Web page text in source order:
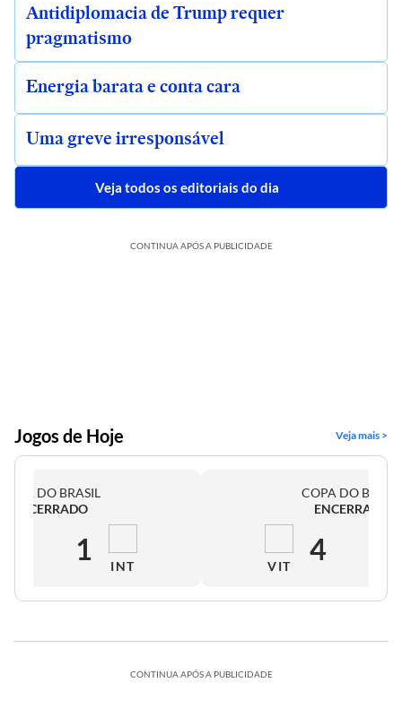
Antidiplomacia de Trump requer
pragmatismo
Energia barata e conta cara
Uma greve irresponsável
Veja todos os editoriais do dia
CONTINUA APÓS A PUBLICIDADE
Jogos de Hoje Veja mais >
DO BRASIL
ENCERRADO
1 INT
COPA DO
ENCERRADO
VIT 4
CONTINUA APÓS A PUBLICIDADE